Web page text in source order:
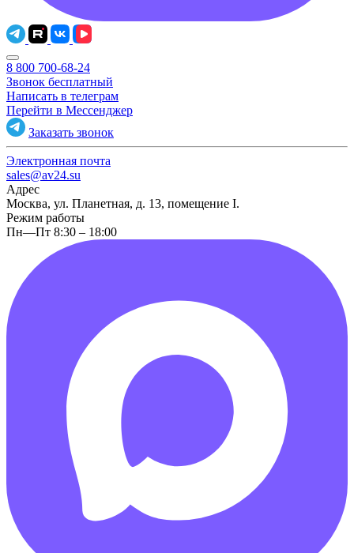
8 800 700-68-24
Звонок бесплатный
Написать в телеграм
Перейти в Мессенджер
Заказать звонок
Электронная почта
sales@av24.su
Адрес
Москва, ул. Планетная, д. 13, помещение I.
Режим работы
Пн—Пт 8:30 – 18:00